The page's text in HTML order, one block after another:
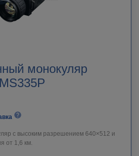
монокуляр
с высоким разрешением 640×512 и
от 1,6 км.